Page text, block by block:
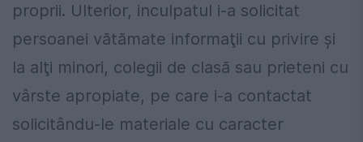
proprii. Ulterior, inculpatul i-a solicitat
persoanei vătămate informaţii cu privire şi
la alţi minori, colegii de clasă sau prieteni cu
vârste apropiate, pe care i-a contactat
solicitându-le materiale cu caracter